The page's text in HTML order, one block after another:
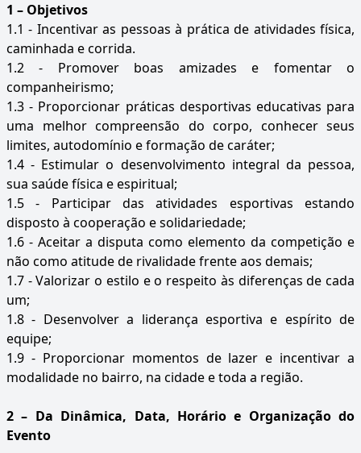
1 – Objetivos
1.1 - Incentivar as pessoas à prática de atividades física,
caminhada e corrida.
1.2 - Promover boas amizades e fomentar o
companheirismo;
1.3 - Proporcionar práticas desportivas educativas para
uma melhor compreensão do corpo, conhecer seus
limites, autodomínio e formação de caráter;
1.4 - Estimular o desenvolvimento integral da pessoa,
sua saúde física e espiritual;
1.5 - Participar das atividades esportivas estando
disposto à cooperação e solidariedade;
1.6 - Aceitar a disputa como elemento da competição e
não como atitude de rivalidade frente aos demais;
1.7 - Valorizar o estilo e o respeito às diferenças de cada
um;
1.8 - Desenvolver a liderança esportiva e espírito de
equipe;
1.9 - Proporcionar momentos de lazer e incentivar a
modalidade no bairro, na cidade e toda a região.
2 – Da Dinâmica, Data, Horário e Organização do
Evento